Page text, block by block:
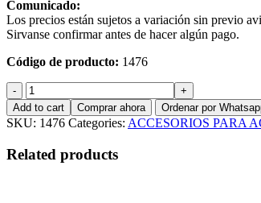
Comunicado:
Los precios están sujetos a variación sin previo
Sirvanse confirmar antes de hacer algún pago.
Código de producto: 1476
REDUCCION
75MM
A
63MM
P/AGUA
TRANSFORMADO
Add to cart Comprar ahora Ordenar por
SKU: 1476 Categories: ACCESORIOS PARA
Related products